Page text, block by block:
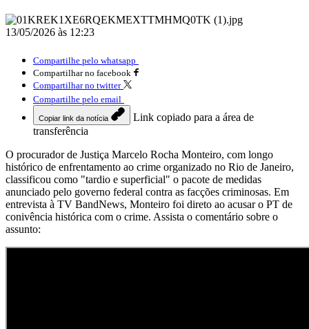
13/05/2026 às 12:23
Compartilhe pelo whatsapp
Compartilhar no facebook
Compartilhar no twitter
Compartilhe pelo email
Copiar link da notícia
Link copiado para a área de
transferência
O procurador de Justiça Marcelo Rocha Monteiro, com longo
histórico de enfrentamento ao crime organizado no Rio de Janeiro,
classificou como "tardio e superficial" o pacote de medidas
anunciado pelo governo federal contra as facções criminosas. Em
entrevista à TV BandNews, Monteiro foi direto ao acusar o PT de
conivência histórica com o crime. Assista o comentário sobre o
assunto: